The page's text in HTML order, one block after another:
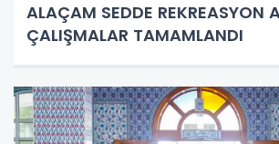
ALAÇAM SEDDE REKREASYON
ÇALIŞMALAR TAMAMLANDI